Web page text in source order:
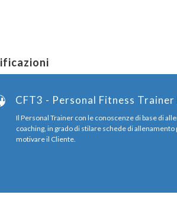
CFT3 - Personal Fitness Trainer
Il Personal Trainer con le conoscenze di base di
coaching, in grado di stilare schede di
motivare il Cliente.